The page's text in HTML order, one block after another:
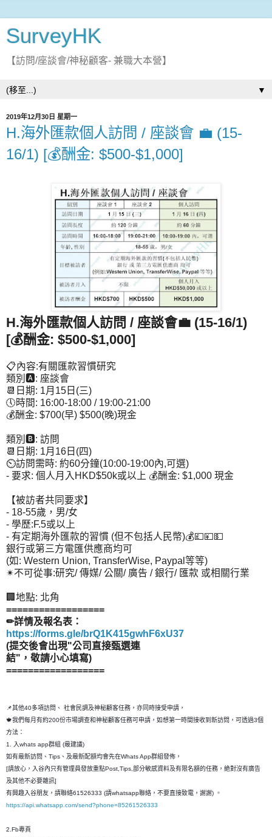
SurveyHK
【訪問/座談會/神秘顧客- 兼職大本營】
▼
2019年12月30日 星期一
H.海外匯款個人訪問 / 座談會 💼 (15-
16/1) [💰酬金: $500-$1,000]
H.海外匯款個人訪問 / 座談會💼 (15-16/1)
[💰酬金: $500-$1,000]
📋內容:有關匯款習慣研究
類別🅰: 座談會
📆日期: 1月15日(三)
🕔時間: 16:00-18:00 / 19:00-21:00
💰酬金: $700(早) $500(晚)現金
類別🅱: 訪問
📆日期: 1月16日(四)
⏲訪問需時: 約60分鐘(10:00-19:00內,可選)
- 要求: 個人月入HKD$50k或以上 💰酬金: $1,000 現金
【被訪者共同要求】
- 18-55歲，男/女
- 學歷:F.5或以上
- 有定期海外匯款的習慣 (但不包括人民幣)💰💷💴💵
銀行或第三方電匯供應商均可
(如: Western Union, TransferWise, Paypal等等)
✴不可從事:研究/ 傳媒/ 公關/ 廣告 / 銀行/ 匯款 或相關行業
🏢地點: 北角
==================
✏詳情及報名表：
https://forms.gle/brQ1K415gwhF6xU37
(提交後會出現"公司直接甄選連
結"，敬請小心填寫)
==================
📌其他40多項訪問、 社會民調及神秘顧客任務，亦同時接受申請，
🍁我們每月有約200份市場調查和神秘顧客任務可申請，如想第一時間接收到新訪問，可透過3個
方法：
1. 入whats app群組 (最建議)
如有最新訪問、Tips、及最新配額均會先在Whats App群組發佈，
[請放心，入谷內只有管理員發放重點Post,Tips,部分敏感資料及有限名額的任務，絶對沒有廣告
及其他不必要雜訊]
有興趣入谷朋友，請聯絡61526333 (請whatsapp聯絡，不要直接致電，謝謝) 。
https://api.whatsapp.com/send?phone=85261526333
2.Fb專頁